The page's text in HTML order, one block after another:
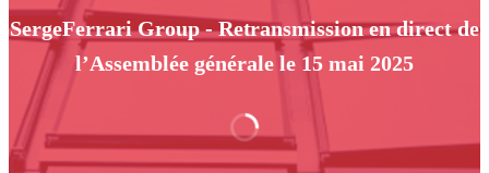
SergeFerrari Group - Retransmission en direct de
l’Assemblée générale le 15 mai 2025